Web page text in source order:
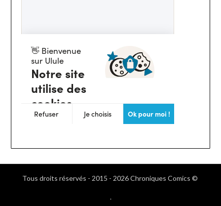
Tous droits réservés - 2015 - 2026 Chroniques Comics ©
.